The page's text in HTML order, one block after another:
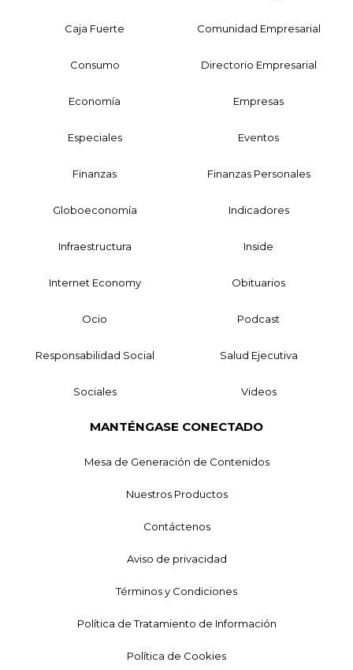
Caja Fuerte Comunidad Empresarial
Consumo Directorio Empresarial
Economía Empresas
Especiales Eventos
Finanzas Finanzas Personales
Globoeconomía Indicadores
Infraestructura Inside
Internet Economy Obituarios
Ocio Podcast
Responsabilidad Social Salud Ejecutiva
Sociales Videos
MANTÉNGASE CONECTADO
Mesa de Generación de Contenidos
Nuestros Productos
Contáctenos
Aviso de privacidad
Términos y Condiciones
Política de Tratamiento de Información
Política de Cookies